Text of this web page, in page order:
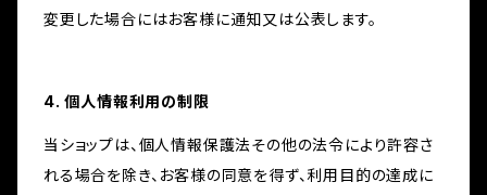
変更した場合にはお客様に通知又は公表します。
4. 個人情報利用の制限
当ショップは、個人情報保護法その他の法令により許容さ
れる場合を除き、お客様の同意を得ず、利用目的の達成に